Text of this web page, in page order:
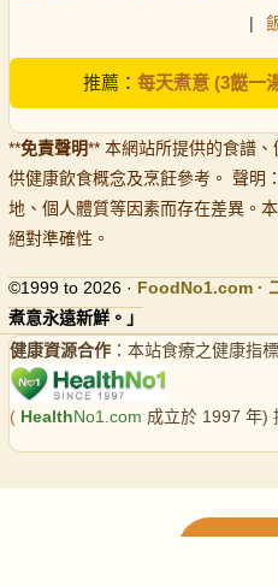
|
推薦： 每天煮意 (3餸一
**免責聲明** 本網站所提供的食譜
供健康飲食概念及烹飪參考。 聲明
地、個人體質等因素而存在差異。
絕對準確性。
©1999 to 2026 · FoodNo1.com ·
煮意永遠新鮮。」
健康資源合作 ：本站食療之健康指
( HealthNo1.com 成立於 1997 年)